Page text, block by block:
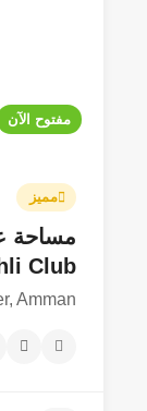
مفتوح الآن
مميز
Club
Amman